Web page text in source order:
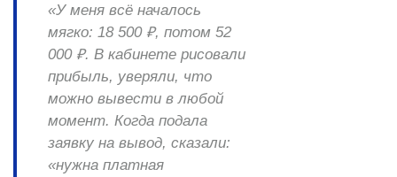
«У меня всё началось
мягко: 18 500 ₽, потом 52
000 ₽. В кабинете рисовали
прибыль, уверяли, что
можно вывести в любой
момент. Когда подала
заявку на вывод, сказали:
«нужна платная